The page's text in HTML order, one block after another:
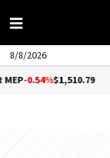
8/8/2026